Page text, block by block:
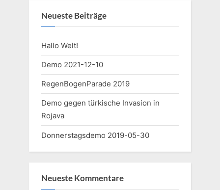
Neueste Beiträge
Hallo Welt!
Demo 2021-12-10
RegenBogenParade 2019
Demo gegen türkische Invasion in
Rojava
Donnerstagsdemo 2019-05-30
Neueste Kommentare